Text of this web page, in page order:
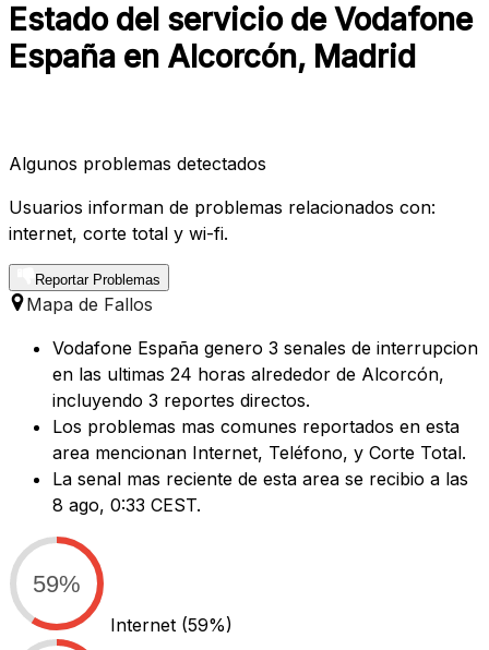
Estado del servicio de Vodafone
España en Alcorcón, Madrid
Algunos problemas detectados
Usuarios informan de problemas relacionados con:
internet, corte total y wi-fi.
Reportar Problemas
Mapa de Fallos
Vodafone España genero 3 senales de interrupcion
en las ultimas 24 horas alrededor de Alcorcón,
incluyendo 3 reportes directos.
Los problemas mas comunes reportados en esta
area mencionan Internet, Teléfono, y Corte Total.
La senal mas reciente de esta area se recibio a las
8 ago, 0:33 CEST.
59%
Internet (59%)